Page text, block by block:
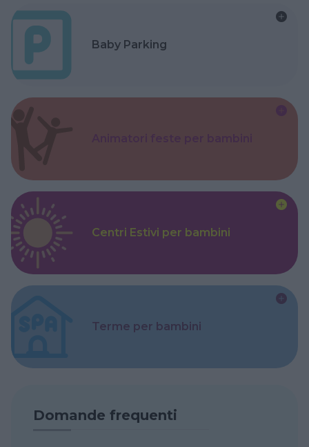
Baby Parking
Centri Estivi per bambini
Terme per bambini
Domande frequenti